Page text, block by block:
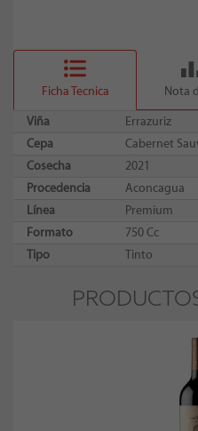
Ficha Tecnica Nota
Viña
Errazuriz
Cepa
Cabernet
Cosecha
2021
Procedencia
Aconcagua
Línea
Premium
Formato
750 Cc
Tipo
Tinto